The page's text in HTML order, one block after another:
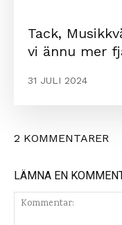
Tack,
vi ännu mer
31 JULI 2024
2 KOMMENTARER
LÄMNA EN